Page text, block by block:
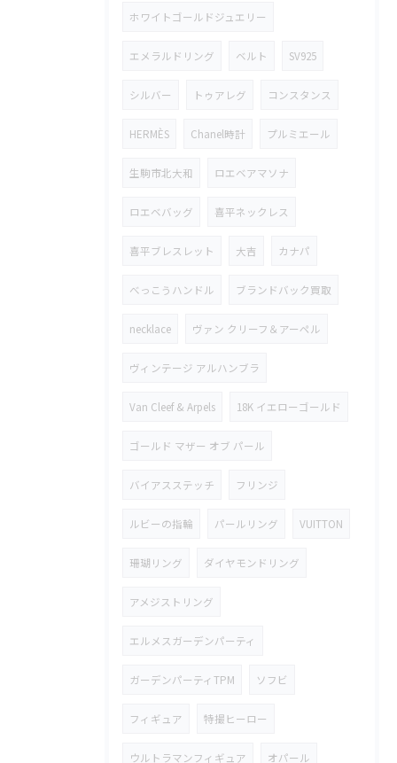
ホワイトゴールドジュエリー
エメラルドリング ベルト SV925
シルバー トゥアレグ コンスタンス
HERMÈS Chanel時計 プルミエール
生駒市北大和 ロエベアマソナ
ロエベバッグ 喜平ネックレス
喜平ブレスレット 大吉 カナパ
べっこうハンドル ブランドバック買取
necklace ヴァン クリーフ＆アーペル
ヴィンテージ アルハンブラ
Van Cleef & Arpels 18K イエローゴールド
ゴールド マザー オブ パール
バイアスステッチ フリンジ
ルビーの指輪 パールリング VUITTON
珊瑚リング ダイヤモンドリング
アメジストリング
エルメスガーデンパーティ
ガーデンパーティTPM ソフビ
フィギュア 特撮ヒーロー
ウルトラマンフィギュア オパール